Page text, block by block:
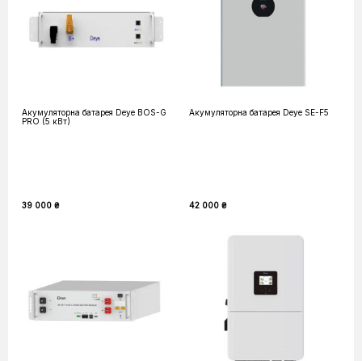
Акумуляторна батарея Deye BOS-G
PRO (5 кВт)
39 000 ₴
Акумуляторна батарея Deye SE-F5
42 000 ₴